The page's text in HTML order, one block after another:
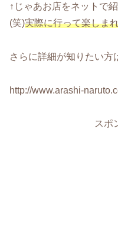
↑じゃあお店をネットで
(笑)実際に行って楽しま
さらに詳細が知りたい
http://www.arashi-
スポ